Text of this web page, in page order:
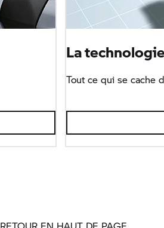
La
Tout ce qui se cache